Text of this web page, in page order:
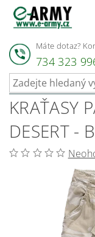
Máte dotaz?
734 323
KRAŤASY
DESERT -